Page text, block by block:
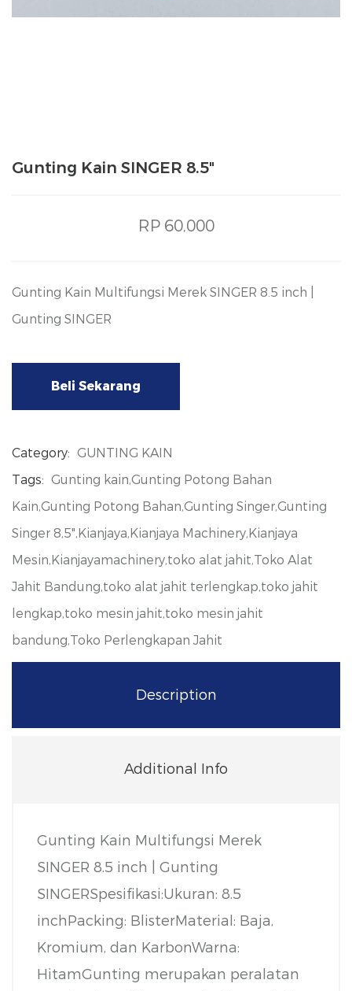
Gunting Kain SINGER 8.5"
RP 60,000
Gunting Kain Multifungsi Merek SINGER 8.5 inch |
Gunting SINGER
Beli Sekarang
Category: GUNTING KAIN
Tags: Gunting kain,Gunting Potong Bahan
Kain,Gunting Potong Bahan,Gunting Singer,Gunting
Singer 8,5",Kianjaya,Kianjaya Machinery,Kianjaya
Mesin,Kianjayamachinery,toko alat jahit,Toko Alat
Jahit Bandung,toko alat jahit terlengkap,toko jahit
lengkap,toko mesin jahit,toko mesin jahit
bandung,Toko Perlengkapan Jahit
Description
Additional Info
Gunting Kain Multifungsi Merek
SINGER 8.5 inch | Gunting
SINGERSpesifikasi:Ukuran: 8.5
inchPacking: BlisterMaterial: Baja,
Kromium, dan KarbonWarna:
HitamGunting merupakan peralatan